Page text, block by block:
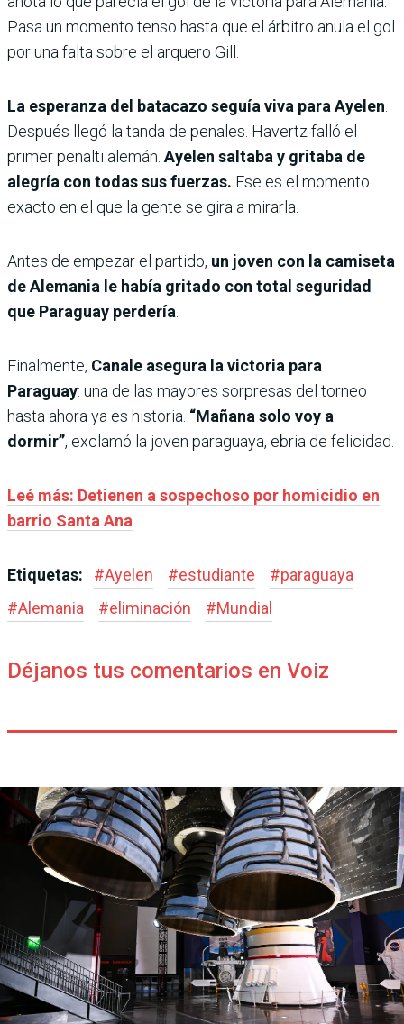
Pasa un momento tenso hasta que el árbitro anula el gol
por una falta sobre el arquero Gill.
La esperanza del batacazo seguía viva para Ayelen
Después llegó la tanda de penales. Havertz falló el
primer penalti alemán. Ayelen saltaba y gritaba de
alegría con todas sus fuerzas. Ese es el momento
exacto en el que la gente se gira a mirarla.
Antes de empezar el partido, un joven con la camiseta
de Alemania le había gritado con total seguridad
que Paraguay perdería
Finalmente, Canale asegura la victoria para
Paraguay: una de las mayores sorpresas del torneo
hasta ahora ya es historia. “Mañana solo voy a
dormir”, exclamó la joven paraguaya, ebria de felicidad.
Leé más: Detienen a sospechoso por homicidio en
barrio Santa Ana
Etiquetas: #Ayelen #estudiante #paraguaya
#Alemania #eliminación #Mundial
Déjanos tus comentarios en Voiz